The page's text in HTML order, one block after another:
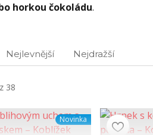
horkou čokoládu.
Nejlevnější Nejdražší
38
Novinka